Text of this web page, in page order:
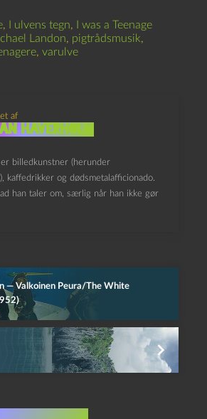
, I ulvens tegn,
I was a Teenage
Landon, pigtrådsmusik,
, varulve
af
Haverholm
billedkunstner (herunder
kaffedrikker og dødsmetalafficionado.
han taler om, særlig når han ikke gør
— Valkoinen Peura/The White